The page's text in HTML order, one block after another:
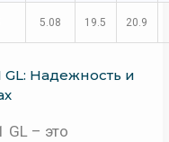
5.08 19.5 20.9
GL: Надежность и
GL – это